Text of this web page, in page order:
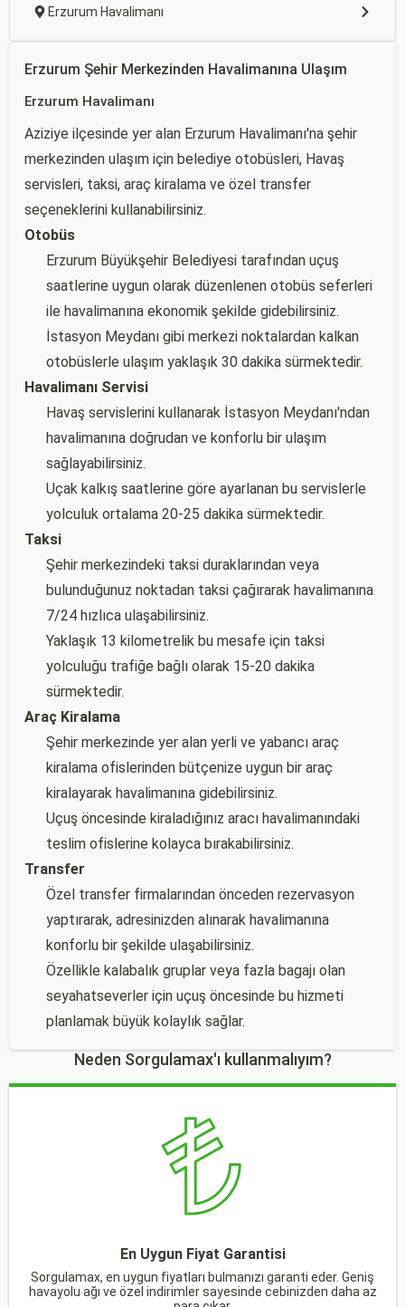
Erzurum Havalimanı
Erzurum Şehir Merkezinden Havalimanına Ulaşım
Erzurum Havalimanı
Aziziye ilçesinde yer alan Erzurum Havalimanı'na şehir
merkezinden ulaşım için belediye otobüsleri, Havaş
servisleri, taksi, araç kiralama ve özel transfer
seçeneklerini kullanabilirsiniz.
Otobüs
Erzurum Büyükşehir Belediyesi tarafından uçuş
saatlerine uygun olarak düzenlenen otobüs seferleri
ile havalimanına ekonomik şekilde gidebilirsiniz.
İstasyon Meydanı gibi merkezi noktalardan kalkan
otobüslerle ulaşım yaklaşık 30 dakika sürmektedir.
Havalimanı Servisi
Havaş servislerini kullanarak İstasyon Meydanı'ndan
havalimanına doğrudan ve konforlu bir ulaşım
sağlayabilirsiniz.
Uçak kalkış saatlerine göre ayarlanan bu servislerle
yolculuk ortalama 20-25 dakika sürmektedir.
Taksi
Şehir merkezindeki taksi duraklarından veya
bulunduğunuz noktadan taksi çağırarak havalimanına
7/24 hızlıca ulaşabilirsiniz.
Yaklaşık 13 kilometrelik bu mesafe için taksi
yolculuğu trafiğe bağlı olarak 15-20 dakika
sürmektedir.
Araç Kiralama
Şehir merkezinde yer alan yerli ve yabancı araç
kiralama ofislerinden bütçenize uygun bir araç
kiralayarak havalimanına gidebilirsiniz.
Uçuş öncesinde kiraladığınız aracı havalimanındaki
teslim ofislerine kolayca bırakabilirsiniz.
Transfer
Özel transfer firmalarından önceden rezervasyon
yaptırarak, adresinizden alınarak havalimanına
konforlu bir şekilde ulaşabilirsiniz.
Özellikle kalabalık gruplar veya fazla bagajı olan
seyahatseverler için uçuş öncesinde bu hizmeti
planlamak büyük kolaylık sağlar.
Neden Sorgulamax'ı kullanmalıyım?
En Uygun Fiyat Garantisi
Sorgulamax, en uygun fiyatları bulmanızı garanti eder. Geniş
havayolu ağı ve özel indirimler sayesinde cebinizden daha az